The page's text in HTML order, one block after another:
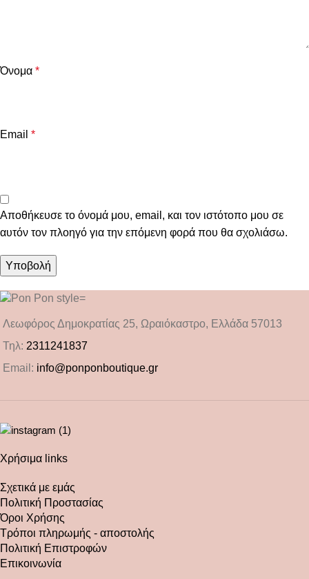
Όνομα *
Email *
Αποθήκευσε το όνομά μου, email, και τον ιστότοπο μου σε
αυτόν τον πλοηγό για την επόμενη φορά που θα σχολιάσω.
Λεωφόρος Δημοκρατίας 25, Ωραιόκαστρο, Ελλάδα 57013
Τηλ: 2311241837
Email: info@ponponboutique.gr
Χρήσιμα links
Σχετικά με εμάς
Πολιτική Προστασίας
Όροι Χρήσης
Τρόποι πληρωμής - αποστολής
Πολιτική Επιστροφών
Επικοινωνία